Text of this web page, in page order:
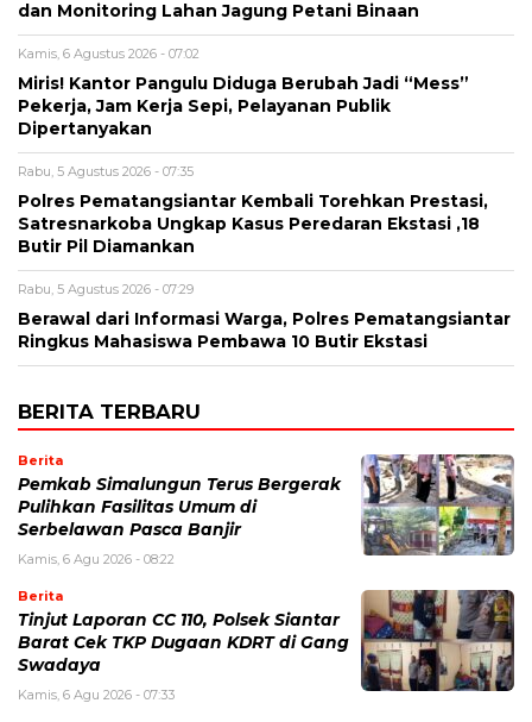
dan Monitoring Lahan Jagung Petani Binaan
Kamis, 6 Agustus 2026 - 07:02
Miris! Kantor Pangulu Diduga Berubah Jadi “Mess”
Pekerja, Jam Kerja Sepi, Pelayanan Publik
Dipertanyakan
Rabu, 5 Agustus 2026 - 07:35
Polres Pematangsiantar Kembali Torehkan Prestasi,
Satresnarkoba Ungkap Kasus Peredaran Ekstasi ,18
Butir Pil Diamankan
Rabu, 5 Agustus 2026 - 07:29
Berawal dari Informasi Warga, Polres Pematangsiantar
Ringkus Mahasiswa Pembawa 10 Butir Ekstasi
BERITA TERBARU
Berita
Pemkab Simalungun Terus Bergerak
Pulihkan Fasilitas Umum di
Serbelawan Pasca Banjir
Kamis, 6 Agu 2026 - 08:22
Berita
Tinjut Laporan CC 110, Polsek Siantar
Barat Cek TKP Dugaan KDRT di Gang
Swadaya
Kamis, 6 Agu 2026 - 07:33